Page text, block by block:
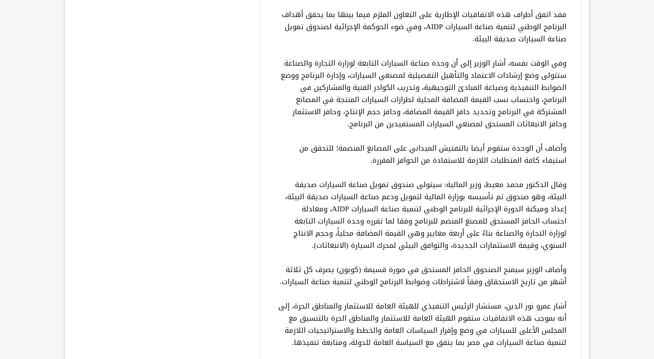
فقد اتفق أطراف هذه الاتفاقيات الإطارية على التعاون الملزم فيما بينها بما يحقق أهداف
البرنامج الوطني لتنمية صناعة السيارات AIDP، وفي ضوء الحوكمة الإجرائية لصندوق تمويل
صناعة السيارات صديقة البيئة.
وفي الوقت نفسه، أشار الوزير إلى أن وحدة صناعة السيارات التابعة لوزارة التجارة والصناعة
ستتولى وضع إرشادات الاعتماد والتأهيل التفصيلية لمصنعي السيارات، وإدارة البرنامج ووضع
الضوابط التنفيذية وصياغة المبادئ التوجيهية، وتدريب الكوادر الفنية والمشاركين في
البرنامج، واحتساب نسب القيمة المضافة المحلية لطرازات السيارات المنتجة في المصانع
المشتركة في البرنامج وتحديد حافز القيمة المضافة، وحافز حجم الإنتاج، وحافز الاستثمار
وحافز الانبعاثات المستحق لمصنعي السيارات المستفيدين من البرنامج.
وأضاف أن الوحدة ستقوم أيضا بالتفتيش الميداني على المصانع المنضمة؛ للتحقق من
استيفاء كافة المتطلبات اللازمة للاستفادة من الحوافز المقررة.
وقال الدكتور محمد معيط، وزير المالية: سيتولى صندوق تمويل صناعة السيارات صديقة
البيئة، وهو صندوق تم تأسيسه بوزارة المالية لتمويل ودعم صناعة السيارات صديقة البيئة،
إعداد وميكنة الدورة الإجرائية للبرنامج الوطني لتنمية صناعة السيارات AIDP، ومعادلة
احتساب الحافز المستحق للمصنع المنضم للبرنامج وفقا لما تقرره وحدة السيارات التابعة
لوزارة التجارة والصناعة بناءً على أربعة معايير وهي القيمة المضافة محلياً، وحجم الانتاج
السنوي، وقيمة الاستثمارات الجديدة، والتوافق البيئي لمحرك السيارة (الانبعاثات).
وأضاف الوزير سيمنح الصندوق الحافز المستحق في صورة قسيمة (كوبون) يصرف كل ثلاثة
أشهر من تاريخ الاستحقاق وفقاً لاشتراطات وضوابط البرنامج الوطني لتنمية صناعة السيارات.
أشار عمرو نور الدين، مستشار الرئيس التنفيذي للهيئة العامة للاستثمار والمناطق الحرة، إلى
أنه بموجب هذه الاتفاقيات ستقوم الهيئة العامة للاستثمار والمناطق الحرة بالتنسيق مع
المجلس الأعلى للسيارات في وضع وإقرار السياسات العامة والخطط والاستراتيجيات اللازمة
لتنمية صناعة السيارات في مصر بما يتفق مع السياسة العامة للدولة، ومتابعة تنفيذها.